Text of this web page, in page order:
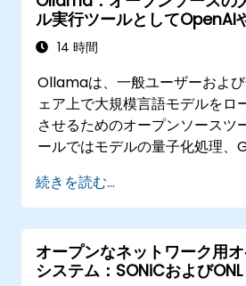
ル実行ツールとしてOpenAI
代わる存在
14 時間
Ollamaは、一般ユーザーおよ
ェア上で大規模言語モデルをロ
させるためのオープンソースツ
ールではモデルの量子化処理、
インターフェースに統合されて
ンプトやデータをOpenAI、
に送信することなく、Llama
いったLLMを自前でホスティン
となります。
続きを読む...
オープンなネットワーク用
システム：SONiCおよびONL